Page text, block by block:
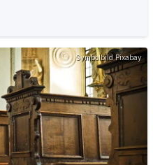
Symbolbild Pixabay